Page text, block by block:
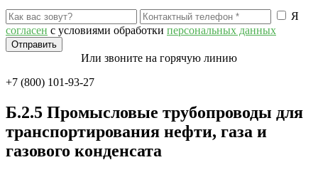
Я
согласен с условиями обработки персональных данных
Или звоните на горячую линию
+7 (800) 101-93-27
Б.2.5 Промысловые трубопроводы для
транспортирования нефти, газа и
газового конденсата